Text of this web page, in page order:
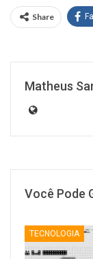
Share
Matheus
Você Pode
TECNOLOGIA